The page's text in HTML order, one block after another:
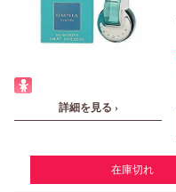
詳細を見る ›
在庫切れ